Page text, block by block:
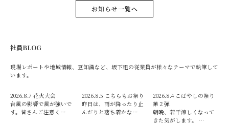
お知らせ一覧へ
社員BLOG
現場レポートや地域情報、豆知識など、坂下組の従業員が様々なテーマで執筆して
います。
2026.8.7 花火大会
台風の影響で風が強いで
す。皆さんご注意く…
2026.8.5 こちらもお祭り
昨日は、雨が降ったり止
んだりと落ち着かな…
2026.8.4 こばやしの祭り
第２弾
朝晩、若干涼しくなって
きた気がします。 …